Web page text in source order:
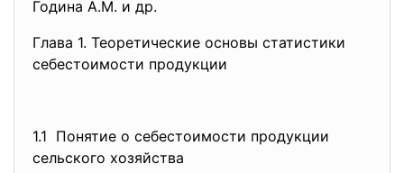
Година А.М. и др.
Глава 1. Теоретические основы статистики
себестоимости продукции
1.1 Понятие о себестоимости продукции
сельского хозяйства